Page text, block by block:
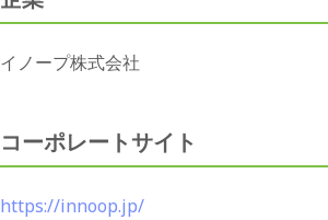
イノープ株式会社
コーポレートサイト
https://innoop.jp/